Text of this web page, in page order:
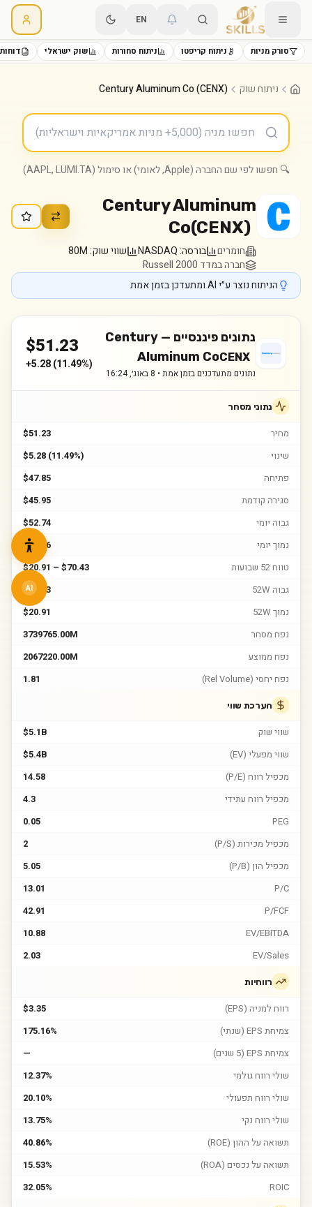
EN
סורק מניות ניתוח קריפטו ניתוח סחורות שוק ישראלי
ניתוח שוק Century Aluminum Co (CENX)
🔍 חפשו לפי שם החברה (Apple, לאומי) או סימול (AAPL, LUMI.TA)
Century Aluminum
Co(CENX)
חומרים בורסה:NASDAQ שווי שוק:80M
חברה במדד Russell 2000
הניתוח נוצר ע״י AI ומתעדכן בזמן אמת
נתונים פיננסיים — Century
Aluminum CoCENX
נתונים מתעדכנים בזמן אמת • 8 באוג׳, 16:24
$51.23
+5.28(11.49%)
נתוני מסחר
מחיר
$51.23
שינוי
$5.28 (11.49%)
פתיחה
$47.85
סגירה קודמת
$45.95
גבוה יומי
$52.74
נמוך יומי
$47.56
טווח 52 שבועות
$20.91 – $70.43
גבוה 52W
$70.43
נמוך 52W
$20.91
נפח מסחר
3739765.00M
נפח ממוצע
2067220.00M
נפח יחסי (Rel Volume)
1.81
הערכת שווי
שווי שוק
$5.1B
שווי מפעלי (EV)
$5.4B
מכפיל רווח (P/E)
14.58
מכפיל רווח עתידי
4.3
PEG
0.05
מכפיל מכירות (P/S)
2
מכפיל הון (P/B)
5.05
P/C
13.01
P/FCF
42.91
EV/EBITDA
10.88
EV/Sales
2.03
רווחיות
רווח למניה (EPS)
$3.35
צמיחת EPS (שנתי)
175.16%
צמיחת EPS (5 שנים)
—
שולי רווח גולמי
12.37%
שולי רווח תפעולי
20.10%
שולי רווח נקי
13.75%
תשואה על ההון (ROE)
40.86%
תשואה על נכסים (ROA)
15.53%
ROIC
32.05%
AI